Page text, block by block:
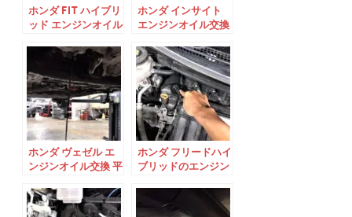
ホンダ FIT ハイブリ
ッド エンジンオイル
ホンダ インサイト
エンジンオイル交換
ホンダ ヴェゼル エ
ンジンオイル交換 平
ホンダ フリードハイ
ブリッドのエンジン